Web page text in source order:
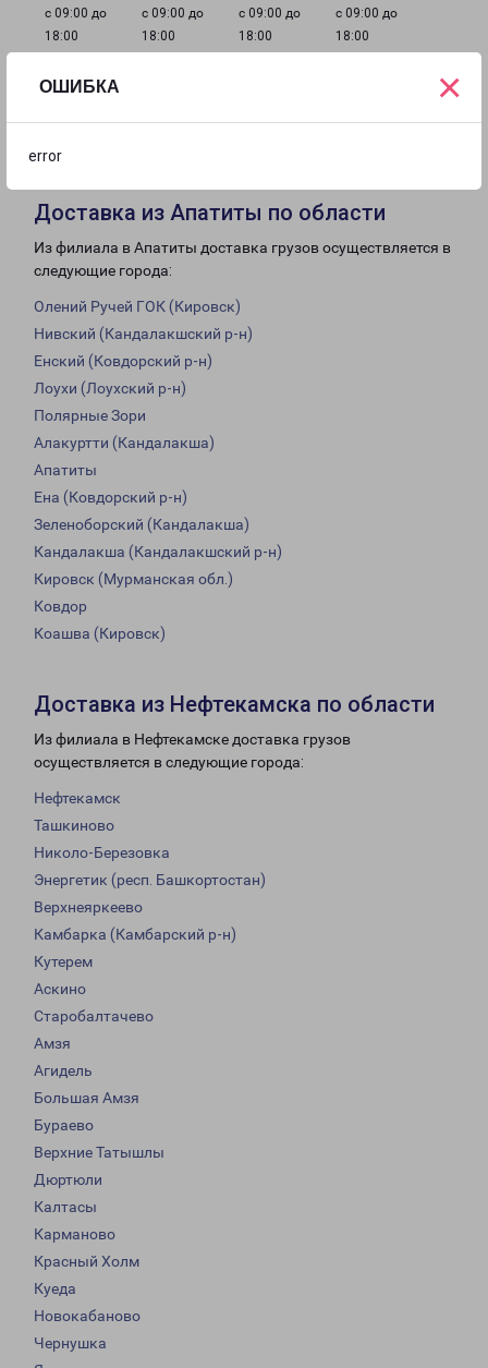
ОШИБКА
error
×
с 09:00 до
18:00
с 09:00 до
18:00
с 09:00 до
18:00
с 09:00 до
18:00
Доставка из Апатиты по области
Из филиала в Апатиты доставка грузов осуществляется в
следующие города:
Олений Ручей ГОК (Кировск)
Нивский (Кандалакшский р-н)
Енский (Ковдорский р-н)
Лоухи (Лоухский р-н)
Полярные Зори
Алакуртти (Кандалакша)
Апатиты
Ена (Ковдорский р-н)
Зеленоборский (Кандалакша)
Кандалакша (Кандалакшский р-н)
Кировск (Мурманская обл.)
Ковдор
Коашва (Кировск)
Доставка из Нефтекамска по области
Из филиала в Нефтекамске доставка грузов
осуществляется в следующие города:
Нефтекамск
Ташкиново
Николо-Березовка
Энергетик (респ. Башкортостан)
Верхнеяркеево
Камбарка (Камбарский р-н)
Кутерем
Аскино
Старобалтачево
Амзя
Агидель
Большая Амзя
Бураево
Верхние Татышлы
Дюртюли
Калтасы
Карманово
Красный Холм
Куеда
Новокабаново
Чернушка